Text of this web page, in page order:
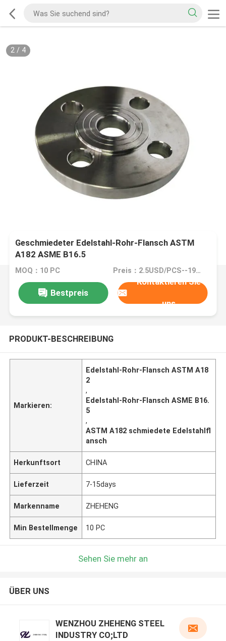
2/ 4
Geschmiedeter Edelstahl-Rohr-Flansch ASTM
A182 ASME B16.5
MOQ：10 PC Preis：2.5USD/PCS--195USD/PCS
Bestpreis
Kontaktieren Sie
uns
PRODUKT-BESCHREIBUNG
Markieren:
Edelstahl-Rohr-Flansch ASTM A18
2
,
Edelstahl-Rohr-Flansch ASME B16.
5
,
ASTM A182 schmiedete Edelstahlfl
ansch
Herkunftsort CHINA
Lieferzeit 7-15days
Markenname ZHEHENG
Min Bestellmenge 10 PC
Sehen Sie mehr an
ÜBER UNS
WENZHOU ZHEHENG STEEL
INDUSTRY CO;LTD